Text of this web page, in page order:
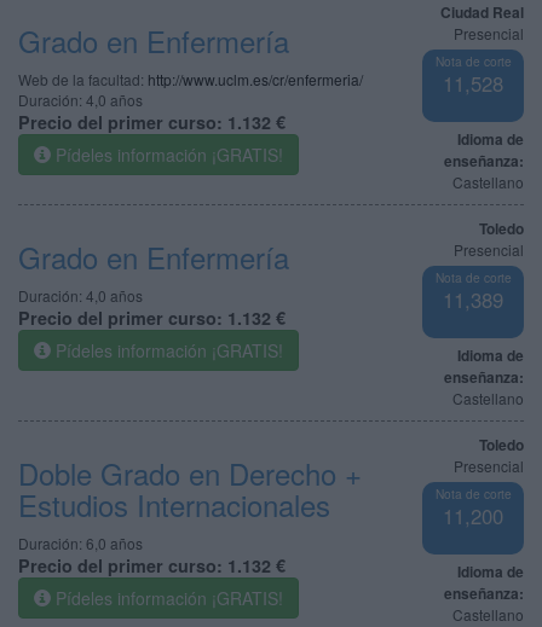
Ciudad Real
Presencial
Nota de corte
11,528
Idioma de
enseñanza:
Castellano
Grado en Enfermería
Web de la facultad: http://www.uclm.es/cr/enfermeria/
Duración: 4,0 años
Precio del primer curso: 1.132 €
Pídeles información ¡GRATIS!
Toledo
Presencial
Nota de corte
11,389
Idioma de
enseñanza:
Castellano
Grado en Enfermería
Duración: 4,0 años
Precio del primer curso: 1.132 €
Pídeles información ¡GRATIS!
Toledo
Presencial
Nota de corte
11,200
Idioma de
enseñanza:
Castellano
Doble Grado en Derecho +
Estudios Internacionales
Duración: 6,0 años
Precio del primer curso: 1.132 €
Pídeles información ¡GRATIS!